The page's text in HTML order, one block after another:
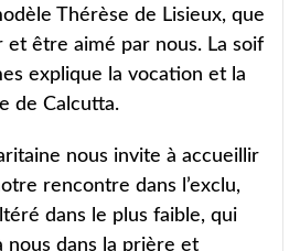
Thérèse de Lisieux, que
et être aimé par nous. La soif
explique la vocation et la
de Calcutta.
nous invite à accueillir
rencontre dans l’exclu,
dans le plus faible, qui
nous dans la prière et